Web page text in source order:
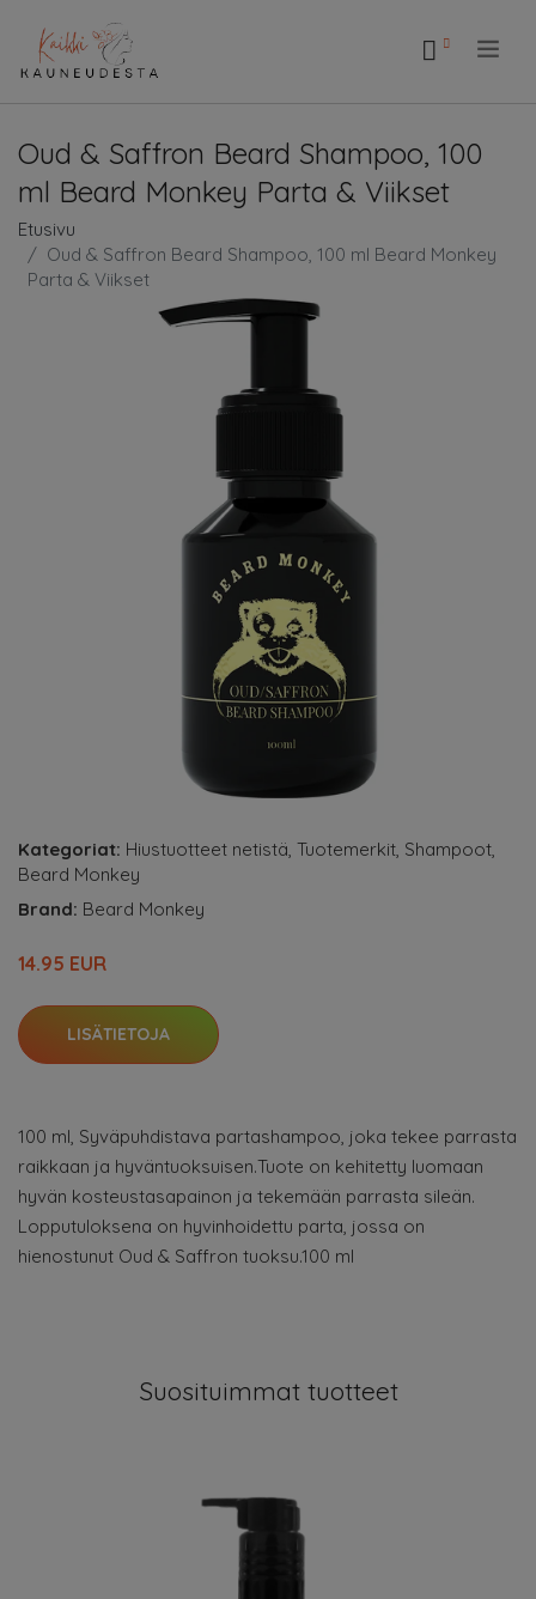
Oud & Saffron Beard Shampoo, 100
ml Beard Monkey Parta & Viikset
Etusivu
Oud & Saffron Beard Shampoo, 100 ml Beard Monkey
Parta & Viikset
Kategoriat: Hiustuotteet netistä, Tuotemerkit, Shampoot,
Beard Monkey
Brand: Beard Monkey
14.95 EUR
LISÄTIETOJA
100 ml, Syväpuhdistava partashampoo, joka tekee parrasta
raikkaan ja hyväntuoksuisen.Tuote on kehitetty luomaan
hyvän kosteustasapainon ja tekemään parrasta sileän.
Lopputuloksena on hyvinhoidettu parta, jossa on
hienostunut Oud & Saffron tuoksu.100 ml
Suosituimmat tuotteet